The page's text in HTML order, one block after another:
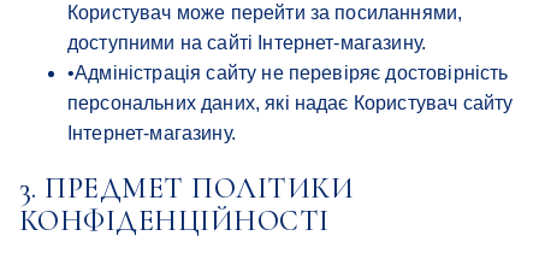
Користувач може перейти за посиланнями,
доступними на сайті Інтернет-магазину.
•Адміністрація сайту не перевіряє достовірність
персональних даних, які надає Користувач сайту
Інтернет-магазину.
3. ПРЕДМЕТ ПОЛІТИКИ
КОНФІДЕНЦІЙНОСТІ